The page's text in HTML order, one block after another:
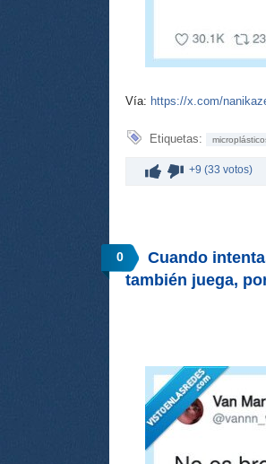
Vía: https://x.com/
Etiquetas:
+9 (33 votos)
0
Cuando
también juega,